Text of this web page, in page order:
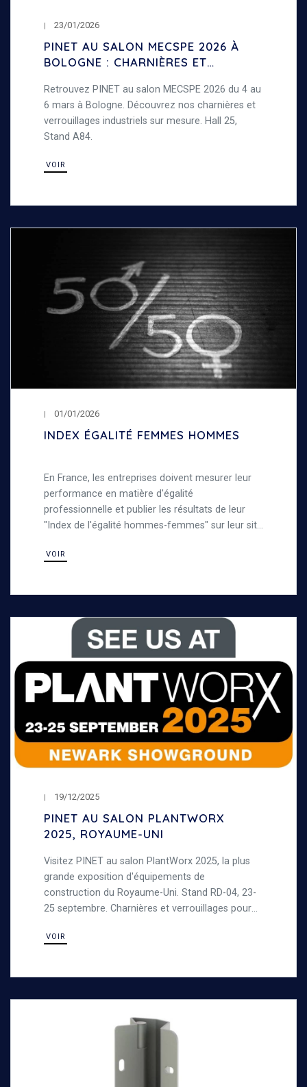
23/01/2026
PINET AU SALON MECSPE 2026 À
BOLOGNE : CHARNIÈRES ET
Retrouvez PINET au salon MECSPE 2026 du 4 au
6 mars à Bologne. Découvrez nos charnières et
verrouillages industriels sur mesure. Hall 25,
Stand A84.
VOIR
01/01/2026
INDEX ÉGALITÉ FEMMES HOMMES
En France, les entreprises doivent mesurer leur
performance en matière d'égalité
professionnelle et publier les résultats de leur
"Index de l'égalité hommes-femmes" sur leur site
les femmes et les hommes
VOIR
19/12/2025
PINET AU SALON PLANTWORX
2025, ROYAUME-UNI
Visitez PINET au salon PlantWorx 2025, la plus
grande exposition d'équipements de
construction du Royaume-Uni. Stand RD-04, 23-
25 septembre. Charnières et verrouillages pour
VOIR